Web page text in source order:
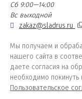
Сб 9:00—14:00
Вс выходной
zakaz@sladrus.ru
Мы получаем и
нашего сайта в
даете согласия на
необходимо покинуть
Пользовательское